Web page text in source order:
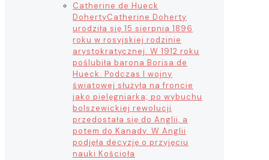
Catherine de Hueck
DohertyCatherine Doherty
urodziła się 15 sierpnia 1896
roku w rosyjskiej rodzinie
arystokratycznej. W 1912 roku
poślubiła barona Borisa de
Hueck. Podczas I wojny
światowej służyła na froncie
jako pielęgniarka; po wybuchu
bolszewickiej rewolucji
przedostała się do Anglii, a
potem do Kanady. W Anglii
podjęła decyzję o przyjęciu
nauki Kościoła